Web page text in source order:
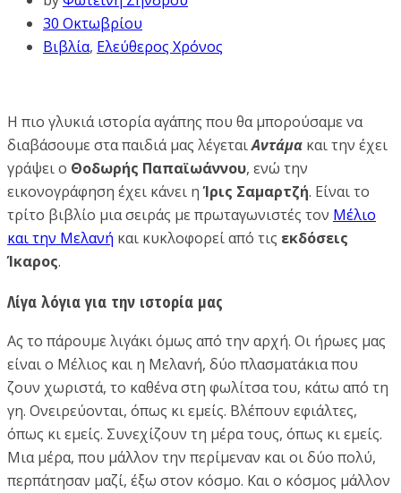
30 Οκτωβρίου
Βιβλία, Ελεύθερος Χρόνος
Η πιο γλυκιά ιστορία αγάπης που θα μπορούσαμε να
διαβάσουμε στα παιδιά μας λέγεταιΑντάμα και την έχει
γράψει ο Θοδωρής Παπαϊωάννου, ενώ την
εικονογράφηση έχει κάνει ηΊρις Σαμαρτζή. Είναι το
τρίτο βιβλίο μια σειράς με πρωταγωνιστές τον Μέλιο
και την Μελανή και κυκλοφορεί από τις εκδόσεις
Ίκαρος.
Λίγα λόγια για την ιστορία μας
Ας το πάρουμε λιγάκι όμως από την αρχή. Οι ήρωες μας
είναι ο Μέλιος και η Μελανή, δύο πλασματάκια που
ζουν χωριστά, το καθένα στη φωλίτσα του, κάτω από τη
γη. Ονειρεύονται, όπως κι εμείς. Βλέπουν εφιάλτες,
όπως κι εμείς. Συνεχίζουν τη μέρα τους, όπως κι εμείς.
Μια μέρα, που μάλλον την περίμεναν και οι δύο πολύ,
περπάτησαν μαζί, έξω στον κόσμο. Και ο κόσμος μάλλον